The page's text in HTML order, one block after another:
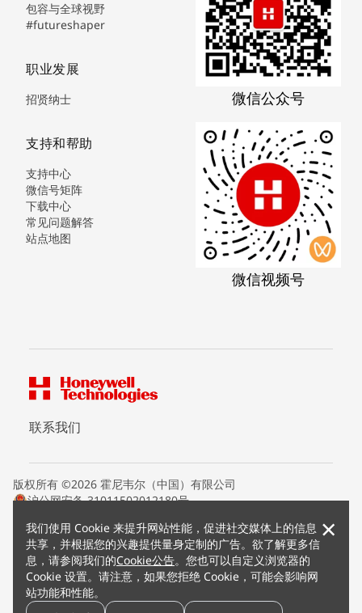
我们使用 Cookie 来提升网站性能，促进社交媒体上的信息
共享，并根据您的兴趣提供量身定制的广告。欲了解更多信
息，请参阅我们的Cookie公告。您也可以自定义浏览器的
Cookie 设置。请注意，如果您拒绝 Cookie，可能会影响网
站功能和性能。
×
包容与全球视野
#futureshaper
职业发展
招贤纳士
支持和帮助
支持中心
微信号矩阵
下载中心
常见问题解答
站点地图
微信公众号
微信视频号
联系我们
版权所有 ©2026 霍尼韦尔（中国）有限公司
沪公网安备 31011502012180号
条款条约
隐私声明
您的隐私选项
霍尼韦尔科技Cookie通知
退订